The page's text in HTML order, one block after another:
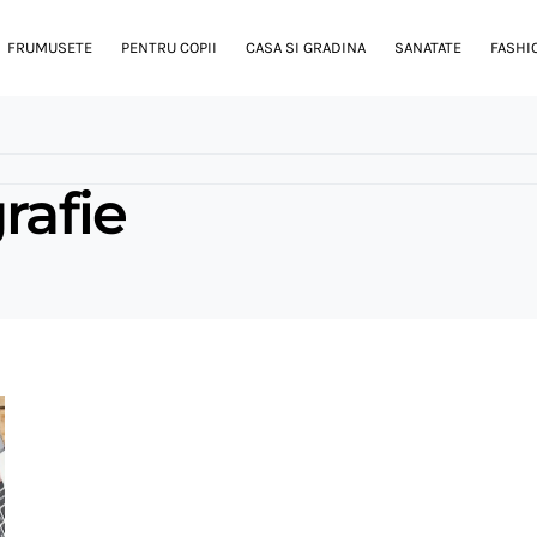
FRUMUSETE PENTRU COPII CASA SI GRADINA SANATATE